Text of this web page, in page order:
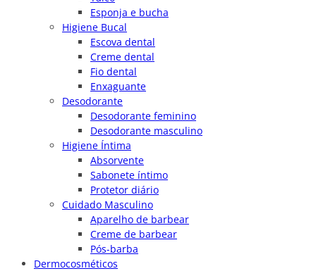
Esponja e bucha
Higiene Bucal
Escova dental
Creme dental
Fio dental
Enxaguante
Desodorante
Desodorante feminino
Desodorante masculino
Higiene Íntima
Absorvente
Sabonete íntimo
Protetor diário
Cuidado Masculino
Aparelho de barbear
Creme de barbear
Pós-barba
Dermocosméticos